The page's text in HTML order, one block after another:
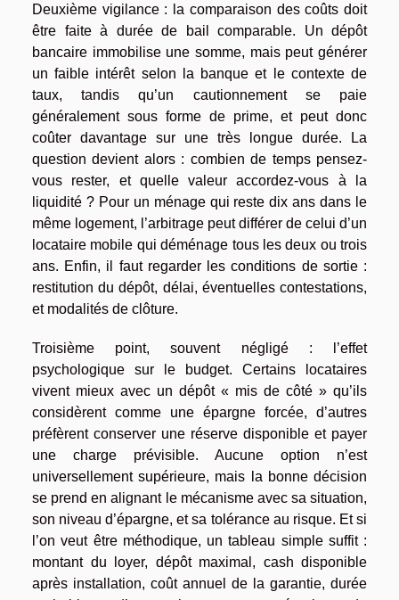
Deuxième vigilance : la comparaison des coûts doit
être faite à durée de bail comparable. Un dépôt
bancaire immobilise une somme, mais peut générer
un faible intérêt selon la banque et le contexte de
taux, tandis qu’un cautionnement se paie
généralement sous forme de prime, et peut donc
coûter davantage sur une très longue durée. La
question devient alors : combien de temps pensez-
vous rester, et quelle valeur accordez-vous à la
liquidité ? Pour un ménage qui reste dix ans dans le
même logement, l’arbitrage peut différer de celui d’un
locataire mobile qui déménage tous les deux ou trois
ans. Enfin, il faut regarder les conditions de sortie :
restitution du dépôt, délai, éventuelles contestations,
et modalités de clôture.
Troisième point, souvent négligé : l’effet
psychologique sur le budget. Certains locataires
vivent mieux avec un dépôt « mis de côté » qu’ils
considèrent comme une épargne forcée, d’autres
préfèrent conserver une réserve disponible et payer
une charge prévisible. Aucune option n’est
universellement supérieure, mais la bonne décision
se prend en alignant le mécanisme avec sa situation,
son niveau d’épargne, et sa tolérance au risque. Et si
l’on veut être méthodique, un tableau simple suffit :
montant du loyer, dépôt maximal, cash disponible
après installation, coût annuel de la garantie, durée